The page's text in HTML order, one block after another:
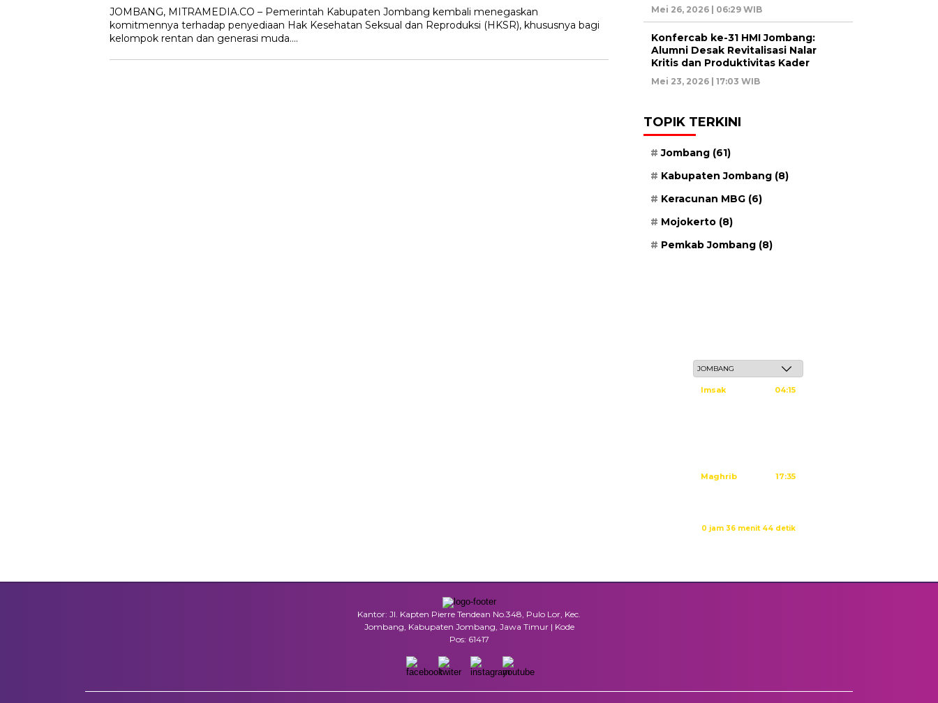
JOMBANG, MITRAMEDIA.CO – Pemerintah Kabupaten Jombang kembali menegaskan
komitmennya terhadap penyediaan Hak Kesehatan Seksual dan Reproduksi (HKSR), khususnya bagi
kelompok rentan dan generasi muda….
Mei 26, 2026 | 06:29 WIB
Konfercab ke-31 HMI Jombang:
Alumni Desak Revitalisasi Nalar
Kritis dan Produktivitas Kader
Mei 23, 2026 | 17:03 WIB
TOPIK TERKINI
Jombang (61)
Kabupaten Jombang (8)
Keracunan MBG (6)
Mojokerto (8)
Pemkab Jombang (8)
Imsak 04:15
Maghrib 17:35
0 jam 36 menit 44 detik
Kantor: Jl. Kapten Pierre Tendean No.348, Pulo Lor, Kec.
Jombang, Kabupaten Jombang, Jawa Timur | Kode
Pos: 61417